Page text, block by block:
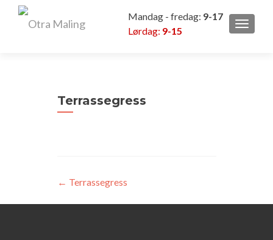
Mandag - fredag: 9-17
Lørdag: 9-15
Terrassegress
Innleggsnavigasjon
← Terrassegress